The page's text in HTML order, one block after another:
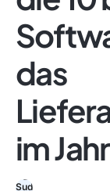
das
im